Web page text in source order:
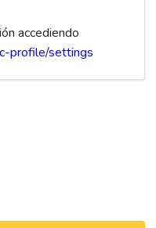
accediendo
profile/settings